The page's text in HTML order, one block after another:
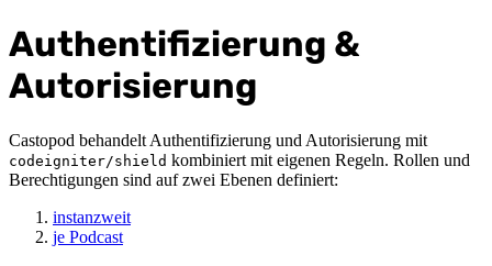
Authentifizierung &
Autorisierung
Castopod behandelt Authentifizierung und Autorisierung mit
codeigniter/shield kombiniert mit eigenen Regeln. Rollen und
Berechtigungen sind auf zwei Ebenen definiert:
instanzweit
je Podcast